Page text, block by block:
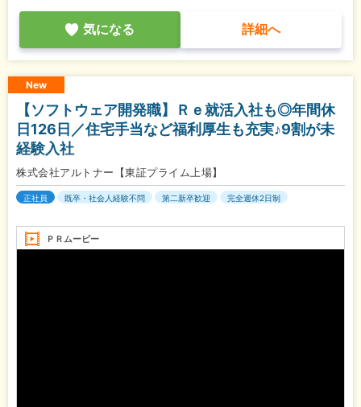
気になる 詳細へ
New
【ソフトウェア開発職】Ｒｅ就活入社も◎年間休
日126日／住宅手当など福利厚生も充実♪9割が未
経験入社
株式会社アルトナー【東証プライム上場】
正社員 既卒・社会人経験不問 第二新卒歓迎 完全週休2日制
ＰＲムービー